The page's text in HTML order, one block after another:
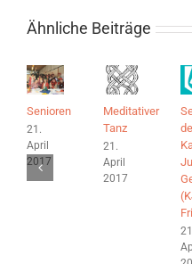
Ähnliche Beiträge
Senioren
21.
April
2017
Meditativer
Tanz
21.
April
2017